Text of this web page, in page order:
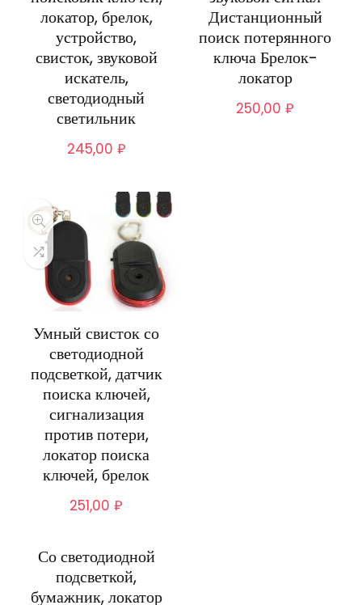
локатор, брелок,
устройство,
свисток, звуковой
искатель,
светодиодный
светильник
245,00 ₽
Дистанционный
поиск потерянного
ключа Брелок-
локатор
250,00₽
Умный свисток со
светодиодной
подсветкой, датчик
поиска ключей,
сигнализация
против потери,
локатор поиска
ключей, брелок
251,00₽
Со светодиодной
подсветкой,
бумажник, локатор